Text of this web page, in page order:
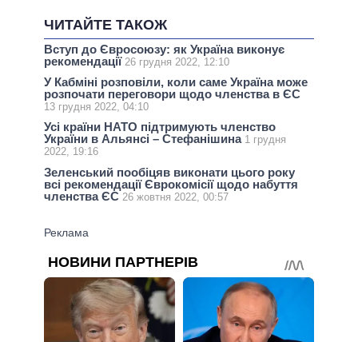
ЧИТАЙТЕ ТАКОЖ
Вступ до Євросоюзу: як Україна виконує
рекомендації 26 грудня 2022, 12:10
У Кабміні розповіли, коли саме Україна може
розпочати переговори щодо членства в ЄС
13 грудня 2022, 04:10
Усі країни НАТО підтримують членство
України в Альянсі – Стефанішина 1 грудня
2022, 19:16
Зеленський пообіцяв виконати цього року
всі рекомендації Єврокомісії щодо набуття
членства ЄС 26 жовтня 2022, 00:57